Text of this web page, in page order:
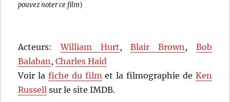
pouvez noter ce film)
Acteurs:William Hurt,Blair Brown, Bob
Balaban,Charles Haid
Voir la fiche du filmet la filmographie de Ken
Russell sur le site IMDB.